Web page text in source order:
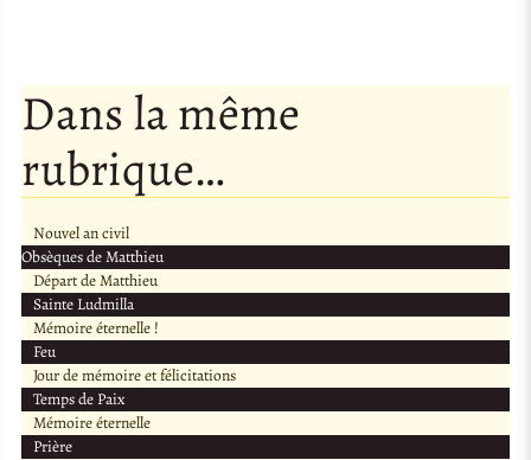
Dans la même
rubrique…
Nouvel an civil
Obsèques de Matthieu
Départ de Matthieu
Sainte Ludmilla
Mémoire éternelle !
Feu
Jour de mémoire et félicitations
Temps de Paix
Mémoire éternelle
Prière